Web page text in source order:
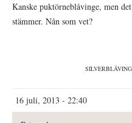
Kanske puktörneblåvinge, men
stämmer. Nån som vet?
16 juli, 2013 - 22:40